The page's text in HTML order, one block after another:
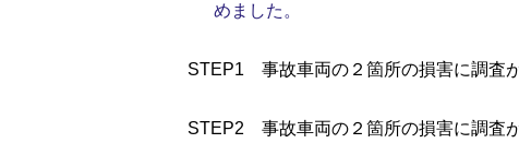
めました。
STEP1 事故車両の２箇所の損害に調査
STEP2 事故車両の２箇所の損害に調査